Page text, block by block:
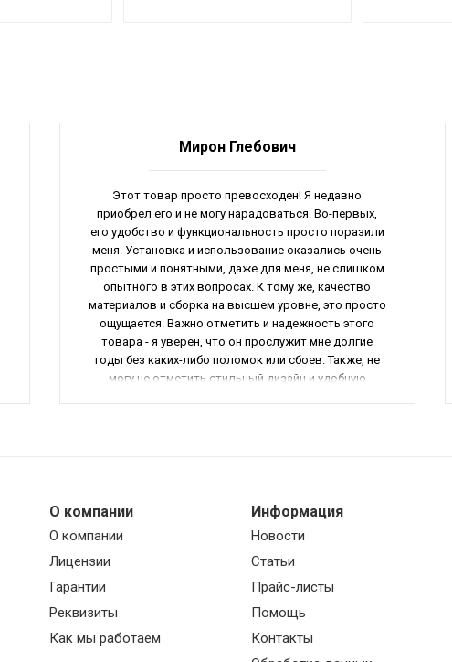
Мирон Глебович
Этот товар просто превосходен! Я недавно
приобрел его и не могу нарадоваться. Во-первых,
его удобство и функциональность просто поразили
меня. Установка и использование оказались очень
простыми и понятными, даже для меня, не слишком
опытного в этих вопросах. К тому же, качество
материалов и сборка на высшем уровне, это просто
ощущается. Важно отметить и надежность этого
товара - я уверен, что он прослужит мне долгие
годы без каких-либо поломок или сбоев. Также, не
могу не отметить стильный дизайн и удобную
О компании
О компании
Лицензии
Гарантии
Реквизиты
Как мы работаем
Информация
Новости
Статьи
Прайс-листы
Помощь
Контакты